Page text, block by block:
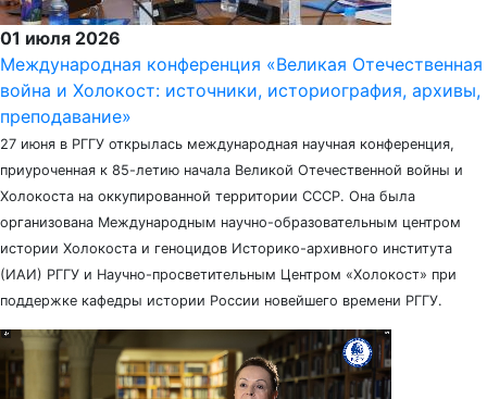
01 июля 2026
Международная конференция «Великая Отечественная
война и Холокост: источники, историография, архивы,
преподавание»
27 июня в РГГУ открылась международная научная конференция,
приуроченная к 85-летию начала Великой Отечественной войны и
Холокоста на оккупированной территории СССР. Она была
организована Международным научно-образовательным центром
истории Холокоста и геноцидов Историко-архивного института
(ИАИ) РГГУ и Научно-просветительным Центром «Холокост» при
поддержке кафедры истории России новейшего времени РГГУ.